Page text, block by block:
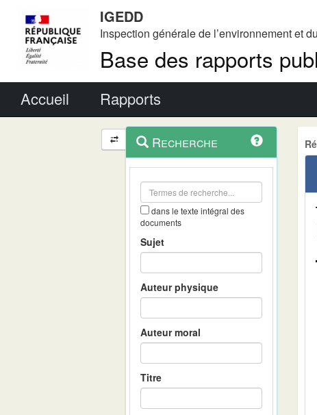
IGEDD
Inspection générale de l’environnement et
Base des rapports
Accueil Rapports
Navigation
et
outils
contextuel
Recherche
dans le texte intégral des
documents
Sujet
Auteur physique
Auteur moral
Titre